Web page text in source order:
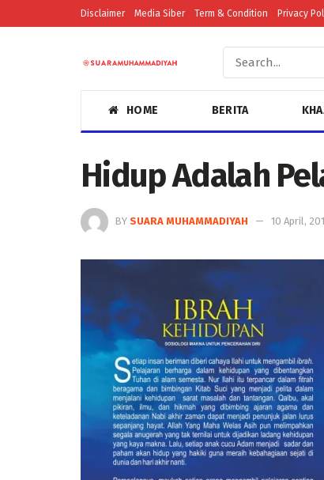
Disclaimer Media Siber Term & Condition Privacy
HOME BERITA
Hidup Adalah
BY SUARA MUHAMMADIYAH 10 April,